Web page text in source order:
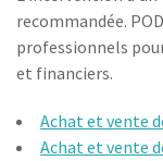
recommandée.
professionnels
et financiers.
Achat et vente
Achat et vente